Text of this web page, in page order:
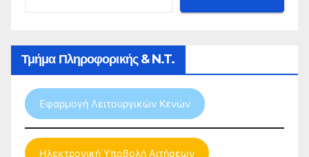
Τμήμα Πληροφορικής & N.T.
Εφαρμογή Λειτουργικών Κενών
Ηλεκτρονική Υποβολή Αιτήσεων